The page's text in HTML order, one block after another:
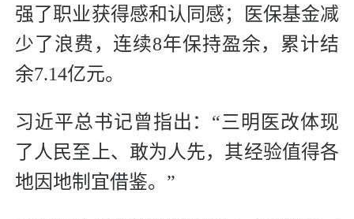
强了职业获得感和认同感；医保基金减
少了浪费，连续8年保持盈余，累计结
余7.14亿元。
习近平总书记曾指出：“三明医改体现
了人民至上、敢为人先，其经验值得各
地因地制宜借鉴。”